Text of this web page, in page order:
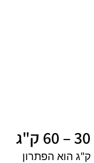
נקסגארד ספקטרה כלב 30 – 60 ק"ג הוא הפתרון